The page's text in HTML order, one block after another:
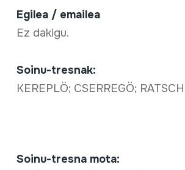
Egilea / emailea
Ez dakigu.
Soinu-tresnak:
KEREPLÖ; CSERREGÖ;
Soinu-tresna mota: